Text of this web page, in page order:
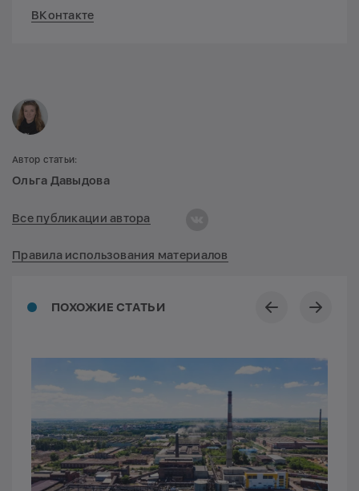
ВКонтакте
ПОХОЖИЕ СТАТЬИ
Автор статьи:
Ольга Давыдова
Все публикации автора
Правила использования материалов